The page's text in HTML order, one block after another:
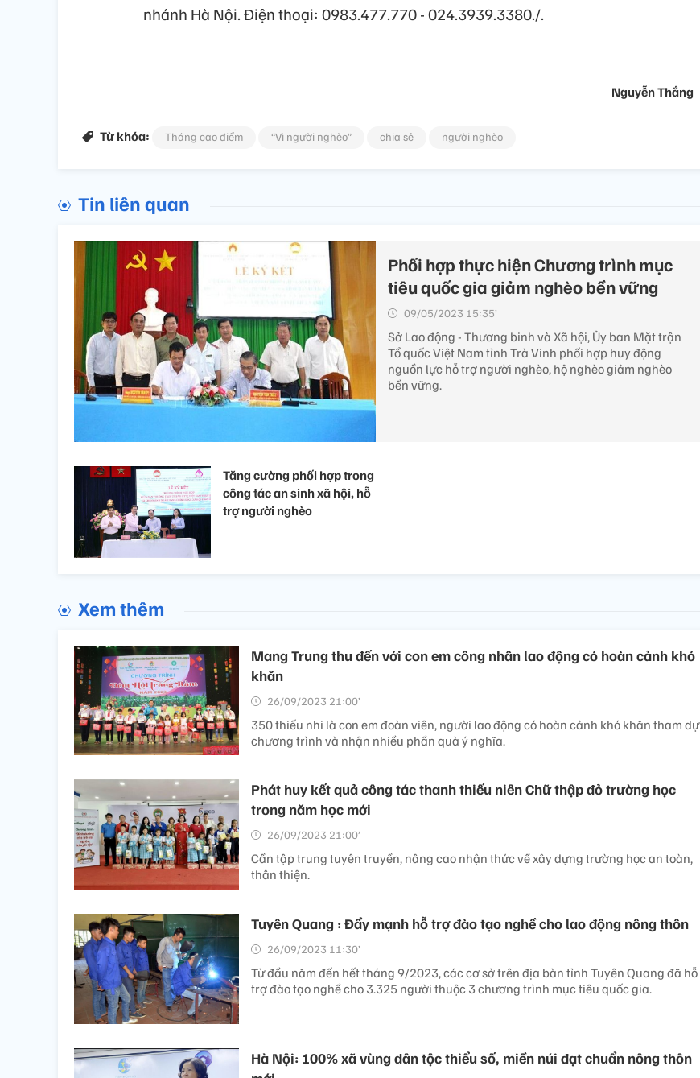
nhánh Hà Nội. Điện thoại: 0983.477.770 - 024.3939.3380./.
Nguyễn Thắng
Từ khóa: Tháng cao điểm “Vì người nghèo” chia sẻ người nghèo
Tin liên quan
Phối hợp thực hiện Chương trình mục
tiêu quốc gia giảm nghèo bền vững
09/05/2023 15:35’
Sở Lao động - Thương binh và Xã hội, Ủy ban Mặt trận
Tổ quốc Việt Nam tỉnh Trà Vinh phối hợp huy động
nguồn lực hỗ trợ người nghèo, hộ nghèo giảm nghèo
bền vững.
Tăng cường phối hợp trong
công tác an sinh xã hội, hỗ
trợ người nghèo
Xem thêm
Mang Trung thu đến với con em công nhân lao động có hoàn cảnh khó
khăn
26/09/2023 21:00’
350 thiếu nhi là con em đoàn viên, người lao động có hoàn cảnh khó khăn tham dự
chương trình và nhận nhiều phần quà ý nghĩa.
Phát huy kết quả công tác thanh thiếu niên Chữ thập đỏ trường học
trong năm học mới
26/09/2023 21:00’
Cần tập trung tuyên truyền, nâng cao nhận thức về xây dựng trường học an toàn,
thân thiện.
Tuyên Quang : Đẩy mạnh hỗ trợ đào tạo nghề cho lao động nông thôn
26/09/2023 11:30’
Từ đầu năm đến hết tháng 9/2023, các cơ sở trên địa bàn tỉnh Tuyên Quang đã hỗ
trợ đào tạo nghề cho 3.325 người thuộc 3 chương trình mục tiêu quốc gia.
Hà Nội: 100% xã vùng dân tộc thiểu số, miền núi đạt chuẩn nông thôn